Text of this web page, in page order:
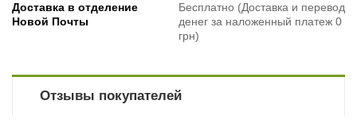
Доставка в отделение
Новой Почты
Бесплатно (Доставка и перевод
денег за наложенный платеж 0
грн)
Отзывы покупателей